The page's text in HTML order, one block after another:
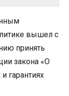
вышел с
принять
закона «О
гарантиях